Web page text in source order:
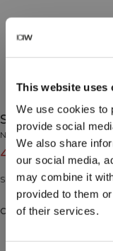
This website uses
We use cookies to
provide social
We also share
our social media,
may combine it
provided to them
of their services.
Shaker 500ml
No Brand
4€5€ (-20%)
Shaker en plastique. 500
Couleur: Ruby